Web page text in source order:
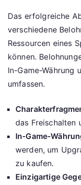
Das erfolgreiche
verschiedene
Ressourcen eines
können.
In-Game-Währung
umfassen.
das Freischalten
In-Game-
werden, um
zu kaufen.
Einzigartige